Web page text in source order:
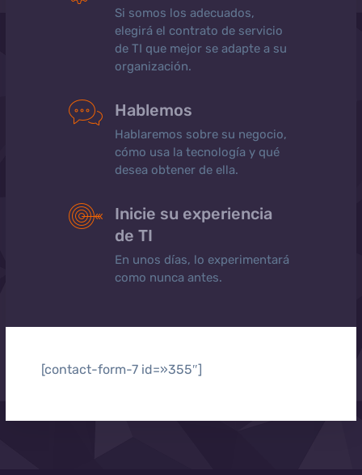
Si somos los adecuados,
elegirá el contrato de servicio
de TI que mejor se adapte a su
organización.
Hablemos
Hablaremos sobre su negocio,
cómo usa la tecnología y qué
desea obtener de ella.
Inicie su experiencia
de TI
En unos días, lo experimentará
como nunca antes.
[contact-form-7 id=»355″]